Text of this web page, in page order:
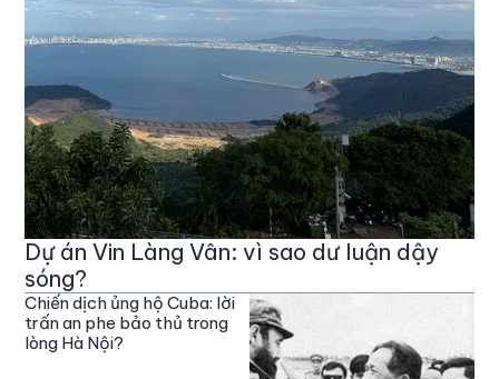
Dự án Vin Làng Vân: vì sao dư luận dậy
sóng?
Chiến dịch ủng hộ Cuba: lời
trấn an phe bảo thủ trong
lòng Hà Nội?